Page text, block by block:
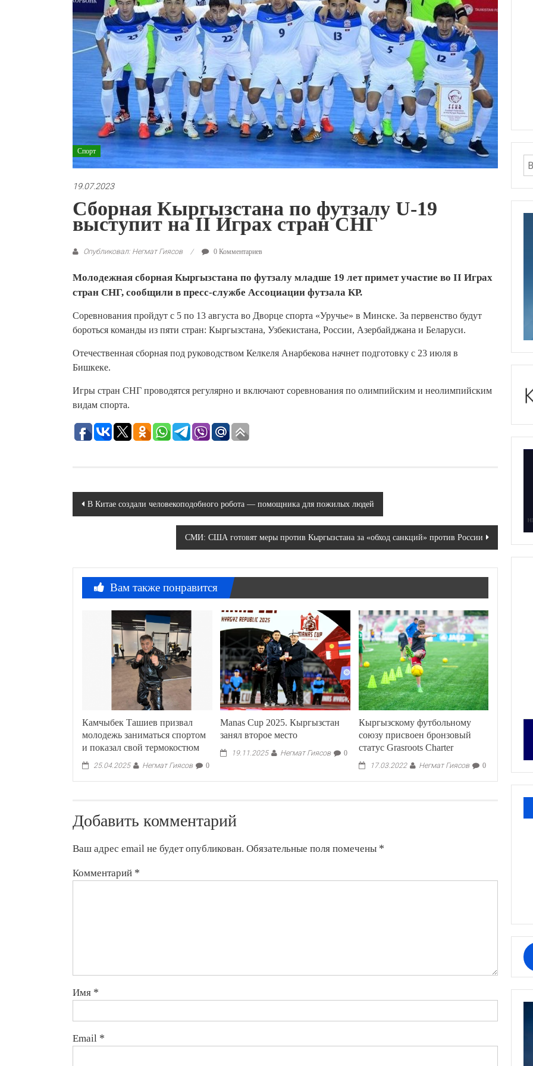
Спорт
19.07.2023
Сборная Кыргызстана по футзалу U-19
выступит на II Играх стран СНГ
Опубликовал: Негмат Гиясов 0 Комментариев
Молодежная сборная Кыргызстана по футзалу младше 19 лет примет участие во II Играх
стран СНГ, сообщили в пресс-службе Ассоциации футзала КР.
Соревнования пройдут с 5 по 13 августа во Дворце спорта «Уручье» в Минске. За первенство будут
бороться команды из пяти стран: Кыргызстана, Узбекистана, России, Азербайджана и Беларуси.
Отечественная сборная под руководством Келкеля Анарбекова начнет подготовку с 23 июля в
Бишкеке.
Игры стран СНГ проводятся регулярно и включают соревнования по олимпийским и неолимпийским
видам спорта.
Навигация
В Китае создали человекоподобного робота — помощника для пожилых людей
СМИ: США готовят меры против Кыргызстана за «обход санкций» против России
Вам также понравится
Камчыбек Ташиев призвал
молодежь заниматься спортом
и показал свой термокостюм
25.04.2025 Негмат Гиясов 0
Manas Cup 2025. Кыргызстан
занял второе место
19.11.2025 Негмат Гиясов 0
Кыргызскому футбольному
союзу присвоен бронзовый
статус Grasroots Charter
17.03.2022 Негмат Гиясов 0
Добавить комментарий
Ваш адрес email не будет опубликован. Обязательные поля помечены *
Комментарий *
Имя *
Email *